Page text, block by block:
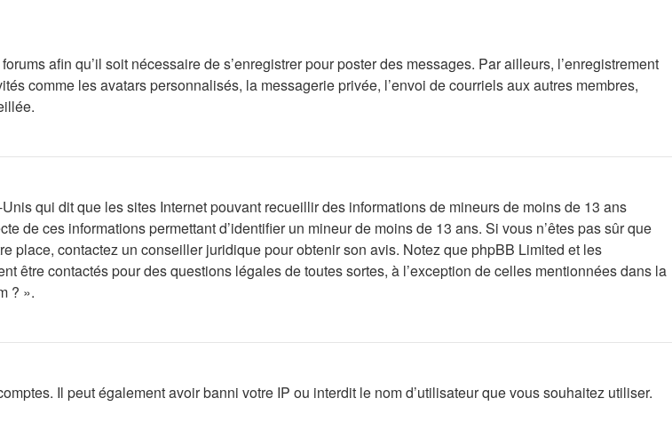
afin qu’il soit nécessaire de s’enregistrer pour poster des messages. Par ailleurs, l’enregistrement
comme les avatars personnalisés, la messagerie privée, l’envoi de courriels aux autres membres,
qui dit que les sites Internet pouvant recueillir des informations de mineurs de moins de 13 ans
de ces informations permettant d’identifier un mineur de moins de 13 ans. Si vous n’êtes pas sûr que
place, contactez un conseiller juridique pour obtenir son avis. Notez que phpBB Limited et les
être contactés pour des questions légales de toutes sortes, à l’exception de celles mentionnées dans la
? ».
Il peut également avoir banni votre IP ou interdit le nom d’utilisateur que vous souhaitez utiliser.